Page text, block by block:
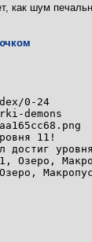
шум
0-24
demons
11!
достиг
Озеро,